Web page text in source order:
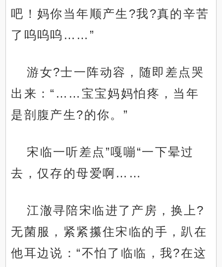
吧！妈你当年顺产生?我?真的辛苦
了呜呜呜……”
游女?士一阵动容，随即差点哭
出来：“……宝宝妈妈怕疼，当年
是剖腹产生?的你。”
宋临一听差点”嘎嘣“一下晕过
去，仅存的母爱啊……
江澈寻陪宋临进了产房，换上?
无菌服，紧紧攥住宋临的手，趴在
他耳边说：“不怕了临临，我?在这